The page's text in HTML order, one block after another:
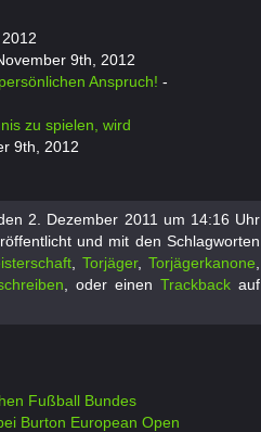
9th, 2012
Anspruch! -
zu spielen, wird
9th, 2012
2. Dezember 2011 um 14:16 Uhr
und mit den Schlagworten
Torjäger, Torjägerkanone
, oder einen Trackbackauf
Fußball Bundes
Burton European Open